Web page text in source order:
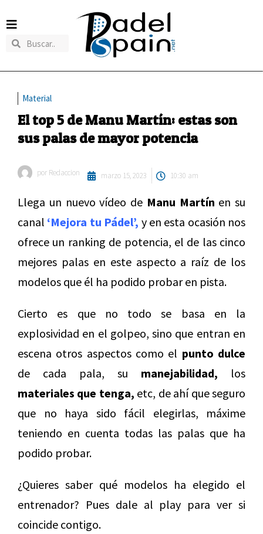
Material
El top 5 de Manu Martín: estas son
sus palas de mayor potencia
por Redaccion marzo 15, 2023 10:30 am
Llega un nuevo vídeo de Manu Martín en su
canal ‘Mejora tu Pádel’, y en esta ocasión nos
ofrece un ranking de potencia, el de las cinco
mejores palas en este aspecto a raíz de los
modelos que él ha podido probar en pista.
Cierto es que no todo se basa en la
explosividad en el golpeo, sino que entran en
escena otros aspectos como el punto dulce
de cada pala, su manejabilidad, los
materiales que tenga, etc, de ahí que seguro
que no haya sido fácil elegirlas, máxime
teniendo en cuenta todas las palas que ha
podido probar.
¿Quieres saber qué modelos ha elegido el
entrenador? Pues dale al play para ver si
coincide contigo.